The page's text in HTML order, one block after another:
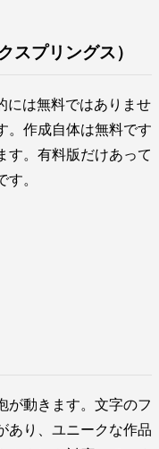
プリングス）
には無料ではありませ
。作成自体は無料です
す。有料版だけあって
す。
が動きます。文字のフ
あり、ユニークな作品